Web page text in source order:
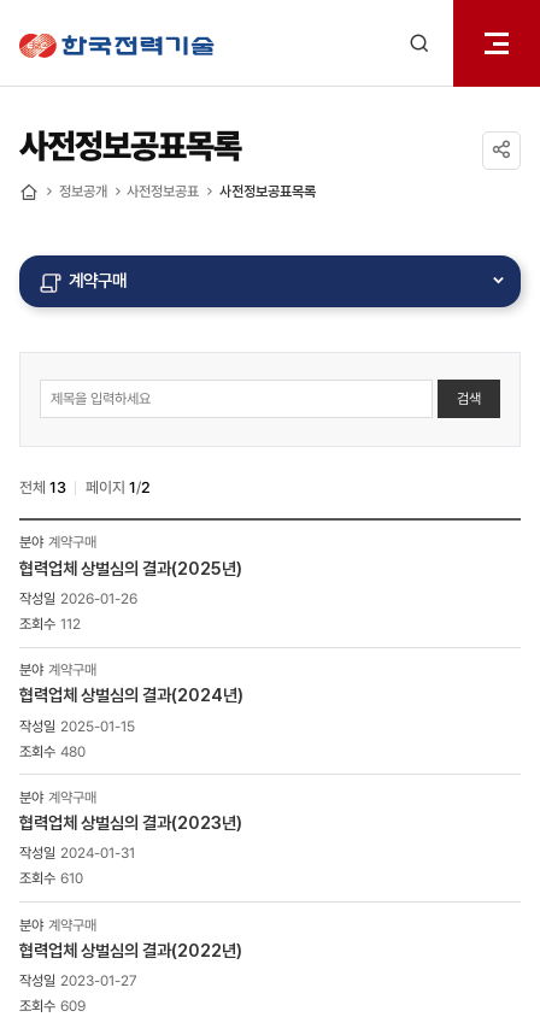
열기
사전정보공표목록
정보공개 사전정보공표 사전정보공표목록
계약구매
사전정보공표
게시물
검색
검색
전체 13 페이지 1/2
게시물
게시판
상세
목록
-
번호,
제목,
첨부파일
으로
계약구매
협력업체 상벌심의 결과(2025년)
2026-01-26
112
계약구매
협력업체 상벌심의 결과(2024년)
2025-01-15
480
계약구매
협력업체 상벌심의 결과(2023년)
2024-01-31
610
계약구매
협력업체 상벌심의 결과(2022년)
2023-01-27
609